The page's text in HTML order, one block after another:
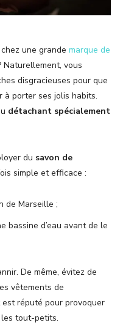
une grande marque de
Naturellement, vous
disgracieuses pour que
à porter ses jolis habits.
détachant spécialement
du savon de
simple et efficace :
de Marseille ;
bassine d’eau avant de le
De même, évitez de
vêtements de
réputé pour provoquer
tout-petits.